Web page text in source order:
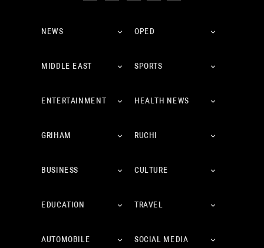
NEWS OPED
MIDDLE EAST SPORTS
ENTERTAINMENT HEALTH NEWS
GRIHAM RUCHI
BUSINESS CULTURE
EDUCATION TRAVEL
AUTOMOBILE SOCIAL MEDIA